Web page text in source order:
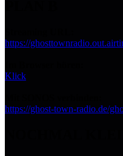
https://
Klick
https://ghost-town-radio.de/